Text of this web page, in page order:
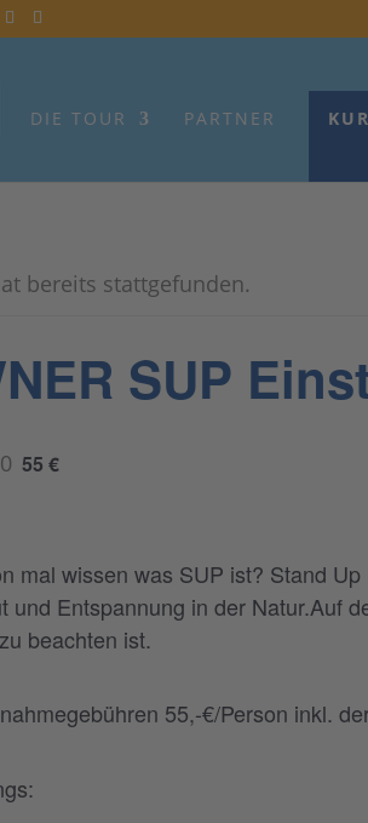
DIE TOUR PARTNER
bereits stattgefunden.
SUP
55 €
mal wissen was SUP ist? Stand
und Entspannung in der Natur.Auf
beachten ist.
55,-€/Person inkl.